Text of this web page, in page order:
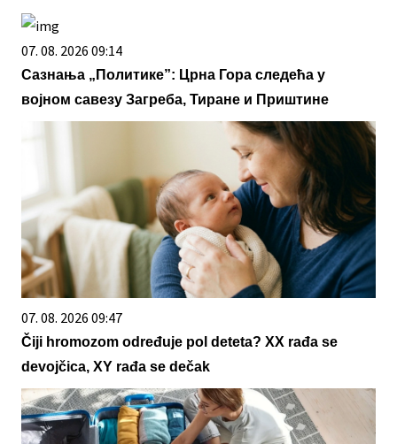
07. 08. 2026 09:14
Сазнања „Политике”: Црна Гора следећа у
војном савезу Загреба, Тиране и Приштине
07. 08. 2026 09:47
Čiji hromozom određuje pol deteta? XX rađa se
devojčica, XY rađa se dečak